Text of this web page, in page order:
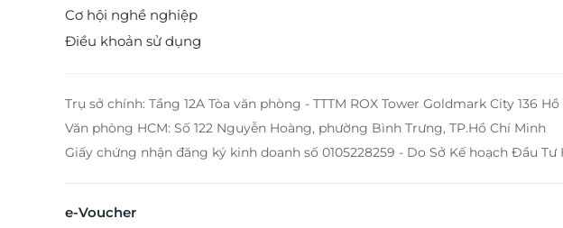
nhiều voucher du lịch - khách sạn giá ưu đãi, trong đó
có Novotel Saigon Centre 4 sao. Đây là cơ hội tuyệt vời
để bạn trải nghiệm dịch vụ đẳng cấp quốc tế với chi phí
sử dụng linh hoạt. Trải nghiệm trọn vẹn: Nghỉ dưỡng tại
khách sạn 4 sao ngay trung tâm Sài Gòn. Đừng bỏ lỡ cơ
hội sở hữu voucher ưu đãi Novotel Saigon Centre trên
LifeLink để kỳ nghỉ của bạn thêm hoàn hảo! LifeLink
Cơ hội nghề nghiệp
Điều khoản sử dụng
Trụ sở chính: Tầng 12A Tòa văn phòng - TTTM ROX Tower Goldmark City 136
Văn phòng HCM: Số 122 Nguyễn Hoàng, phường Bình Trưng, TP.Hồ Chí Minh
Giấy chứng nhận đăng ký kinh doanh số 0105228259 - Do Sở Kế hoạch Đầu Tư
e-Voucher